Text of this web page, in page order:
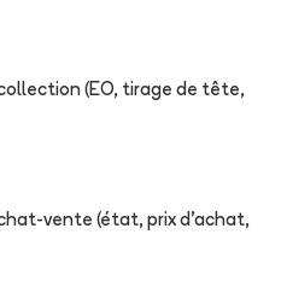
(EO, tirage de tête,
vente (état, prix d'achat,